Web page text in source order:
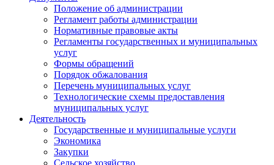
Положение об администрации
Регламент работы администрации
Нормативные правовые акты
Регламенты государственных и муниципальных
услуг
Формы обращений
Порядок обжалования
Перечень муниципальных услуг
Технологические схемы предоставления
муниципальных услуг
Деятельность
Государственные и муниципальные услуги
Экономика
Закупки
Сельское хозяйство